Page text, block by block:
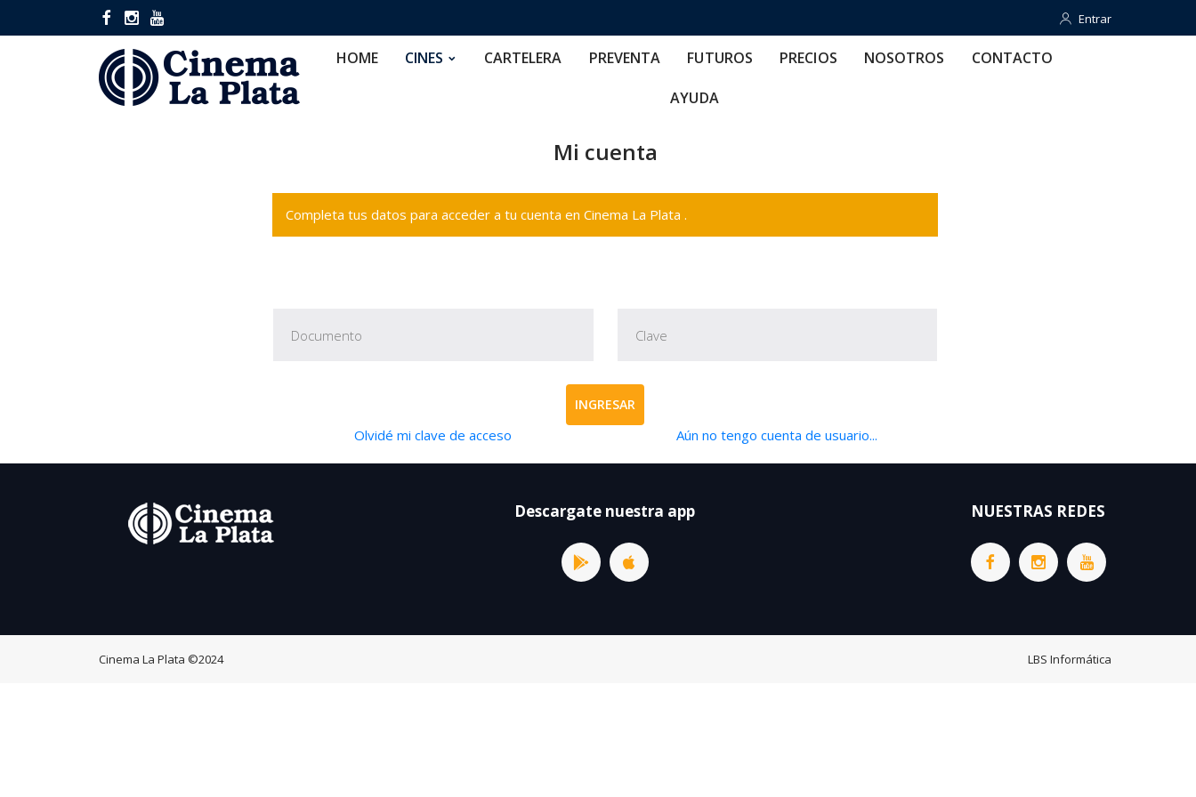
Entrar
Entrar
HOME CINES CARTELERA PREVENTA FUTUROS PRECIOS NOSOTROS CONTACTO
AYUDA
Mi cuenta
Completa tus datos para acceder a tu cuenta en Cinema La Plata .
INGRESAR
Olvidé mi clave de acceso Aún no tengo cuenta de usuario...
Descargate nuestra app NUESTRAS REDES
Cinema La Plata ©2024 LBS Informática